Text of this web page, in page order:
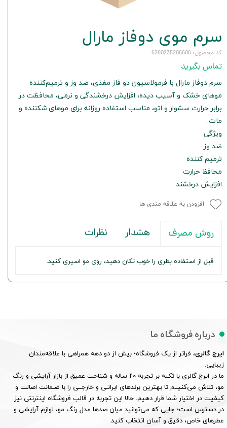
سرم موی دوفاز مارال
کد محصول: 6260235206606
تماس بگیرید
سرم دوفاز مارال با فرمولاسیون دو فاز مغذی، ضد وز و ترمیم‌کننده
موهای خشک و آسیب دیده، افزایش درخشندگی و نرمی، محافظت در
برابر حرارت سشوار و اتو، مناسب استفاده روزانه برای موهای شکننده و
مات.
ویژگی
ضد وز
ترمیم کننده
محافظ حرارت
افزایش درخشند
افزودن به علاقه مندی ها
روش مصرف هشدار نظرات
قبل از استفاده بطری را خوب تکان دهید، روی مو اسپری کنید.
درباره فروشگاه ما
ایرج گالری، فراتر از یک فروشگاه؛ بیش از دو دهه همراهی با علاقه‌مندان
زیبایی.
ما در ایرج گالری با تکیه بر تجربه ۲۰ ساله و شناخت عمیق از بازار آرایشی و رنگ
مو، تلاش می‌کنیــم تا بهترین برندهای ایرانـی و خارجــی را با ضـمانت اصالت و
کیفیت در اختیار شما قرار دهیم. حالا این تجربه در قالب فروشگاه اینترنتی نیز
در دسترس است؛ جایی که می‌توانید میان صدها مدل رنگ مو، لوازم آرایشی و
عطرهای خاص، دقیق و آسان انتخاب کنید.